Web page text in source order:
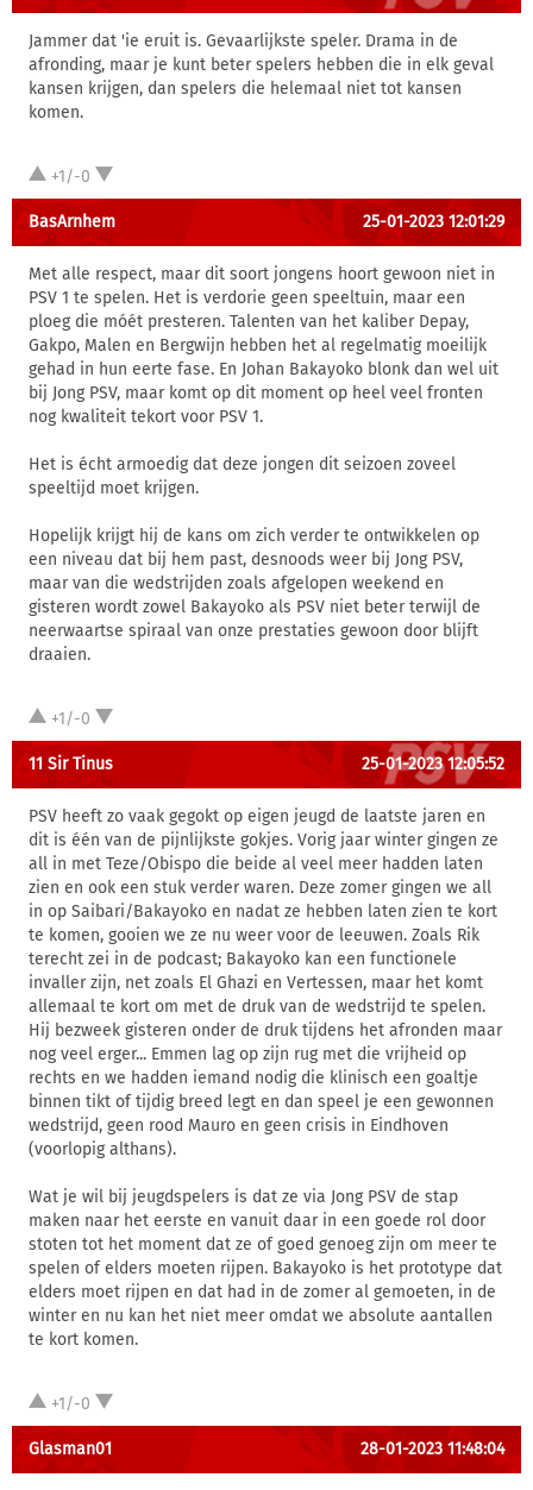
Jammer dat 'ie eruit is. Gevaarlijkste speler. Drama in de
afronding, maar je kunt beter spelers hebben die in elk geval
kansen krijgen, dan spelers die helemaal niet tot kansen
komen.
+1/-0
BasArnhem 25-01-2023 12:01:29
Met alle respect, maar dit soort jongens hoort gewoon niet in
PSV 1 te spelen. Het is verdorie geen speeltuin, maar een
ploeg die móét presteren. Talenten van het kaliber Depay,
Gakpo, Malen en Bergwijn hebben het al regelmatig moeilijk
gehad in hun eerte fase. En Johan Bakayoko blonk dan wel uit
bij Jong PSV, maar komt op dit moment op heel veel fronten
nog kwaliteit tekort voor PSV 1.
Het is écht armoedig dat deze jongen dit seizoen zoveel
speeltijd moet krijgen.
Hopelijk krijgt hij de kans om zich verder te ontwikkelen op
een niveau dat bij hem past, desnoods weer bij Jong PSV,
maar van die wedstrijden zoals afgelopen weekend en
gisteren wordt zowel Bakayoko als PSV niet beter terwijl de
neerwaartse spiraal van onze prestaties gewoon door blijft
draaien.
+1/-0
11 Sir Tinus 25-01-2023 12:05:52
PSV heeft zo vaak gegokt op eigen jeugd de laatste jaren en
dit is één van de pijnlijkste gokjes. Vorig jaar winter gingen ze
all in met Teze/Obispo die beide al veel meer hadden laten
zien en ook een stuk verder waren. Deze zomer gingen we all
in op Saibari/Bakayoko en nadat ze hebben laten zien te kort
te komen, gooien we ze nu weer voor de leeuwen. Zoals Rik
terecht zei in de podcast; Bakayoko kan een functionele
invaller zijn, net zoals El Ghazi en Vertessen, maar het komt
allemaal te kort om met de druk van de wedstrijd te spelen.
Hij bezweek gisteren onder de druk tijdens het afronden maar
nog veel erger... Emmen lag op zijn rug met die vrijheid op
rechts en we hadden iemand nodig die klinisch een goaltje
binnen tikt of tijdig breed legt en dan speel je een gewonnen
wedstrijd, geen rood Mauro en geen crisis in Eindhoven
(voorlopig althans).
Wat je wil bij jeugdspelers is dat ze via Jong PSV de stap
maken naar het eerste en vanuit daar in een goede rol door
stoten tot het moment dat ze of goed genoeg zijn om meer te
spelen of elders moeten rijpen. Bakayoko is het prototype dat
elders moet rijpen en dat had in de zomer al gemoeten, in de
winter en nu kan het niet meer omdat we absolute aantallen
te kort komen.
+1/-0
Glasman01 28-01-2023 11:48:04